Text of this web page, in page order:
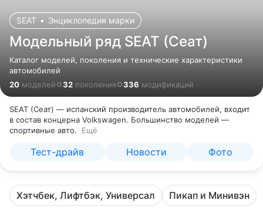
SEAT • Энциклопедия марки
Модельный ряд SEAT (Сеат)
Каталог моделей, поколения и технические характеристики
автомобилей
20 моделей 32 поколения 336 модификаций
SEAT (Сеат) — испанский производитель автомобилей, входит
в состав концерна Volkswagen. Большинство моделей —
спортивные авто.
Ещё
Тест-драйв Новости Фото
Хэтчбек, Лифтбэк, Универсал Пикап и Минивэн